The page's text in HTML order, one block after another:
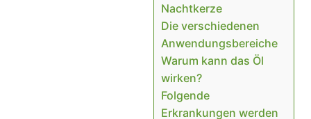
Nachtkerze
Die verschiedenen
Anwendungsbereiche
Warum kann das Öl
wirken?
Folgende
Erkrankungen werden